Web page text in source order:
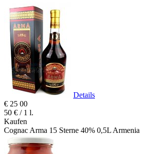
Details
€ 25 00
50 € / 1 l.
Kaufen
Сognac Arma 15 Sterne 40% 0,5L Armenia